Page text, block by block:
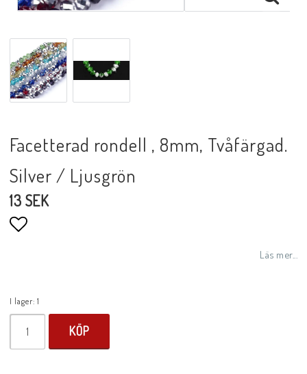
Facetterad rondell , 8mm, Tvåfärgad.
Silver / Ljusgrön
13 SEK
Läs mer...
I lager: 1
KÖP